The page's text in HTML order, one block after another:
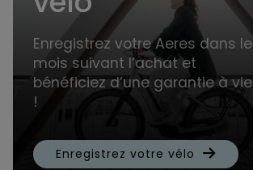
Enregistrez votre Aeres dans le
mois suivant l’achat et
bénéficiez d’une garantie à vie
!
Enregistrez votre vélo